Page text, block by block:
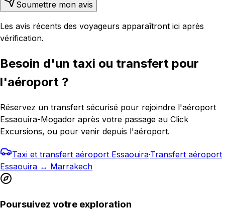
Soumettre mon avis
Les avis récents des voyageurs apparaîtront ici après
vérification.
Besoin d'un taxi ou transfert pour
l'aéroport ?
Réservez un transfert sécurisé pour rejoindre l'aéroport
Essaouira-Mogador après votre passage au Click
Excursions, ou pour venir depuis l'aéroport.
Taxi et transfert aéroport Essaouira·Transfert aéroport
Essaouira ↔ Marrakech
Poursuivez votre exploration